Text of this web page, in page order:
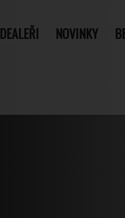
DEALEŘI NOVINKY